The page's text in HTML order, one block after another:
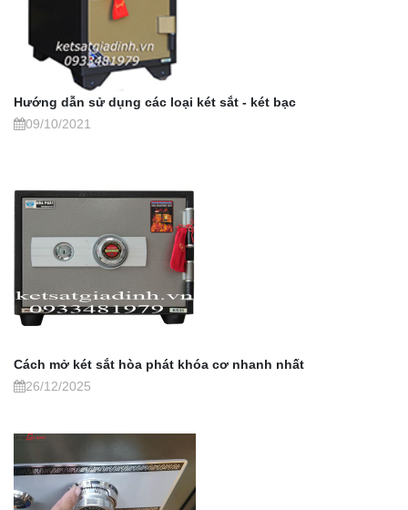
Hướng dẫn sử dụng các loại két sắt - két bạc
09/10/2021
Cách mở két sắt hòa phát khóa cơ nhanh nhất
26/12/2025